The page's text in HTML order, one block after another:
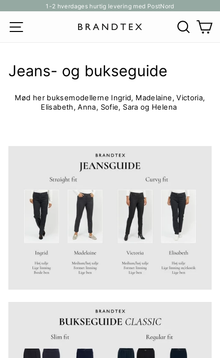
til
indhold
slideshow
1-2 hverdages hurtig levering med PostNord
SITE NAVIGATION SØG
Jeans- og bukseguide
Mød her buksemodellerne Ingrid, Madelaine, Victoria,
Elisabeth, Anna, Sofie, Sara og Helena